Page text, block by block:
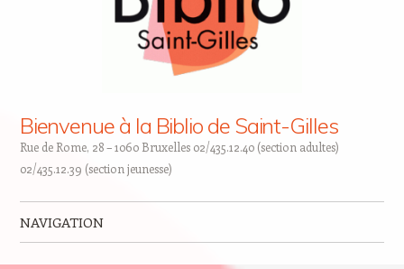
Bienvenue à la Biblio de Saint-Gilles
Rue de Rome, 28 – 1060 Bruxelles 02/435.12.40 (section adultes)
02/435.12.39 (section jeunesse)
NAVIGATION